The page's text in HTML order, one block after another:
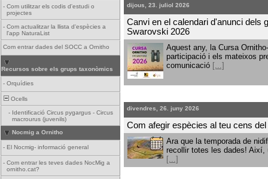
- Com utilitzar els codis d'estudi o
projectes
- Com actualitzar la llista d'espècies a
l'app NaturaList
Com entrar dades del SOCC a Ornitho
Recursos sobre els grups taxonòmics
- Orquídies
Ocells
- Identificació Circus pygargus - Circus
macrourus (juvenils)
Nocmig a Ornitho
- El Nocmig- informació general
- Com entrar les teves dades NocMig a
ornitho.cat?
dijous, 23. juliol 2026
Canvi en el calendari d'anunci dels
Swarovski 2026
Aquest any, la Cursa
participació i els mateixos
comunicació [...]
divendres, 26. juny 2026
Com afegir espècies al teu cens
Ara que la temporada de
recollir totes les dades! Així,
[...]